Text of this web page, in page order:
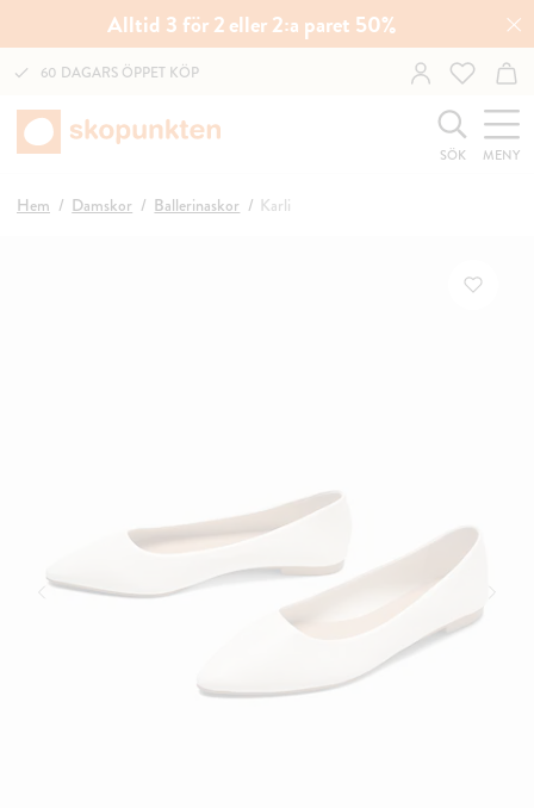
Alltid 3 för 2 eller 2:a paret 50%
60 DAGARS ÖPPET KÖP
SÖK MENY
Hem Damskor Ballerinaskor Karli